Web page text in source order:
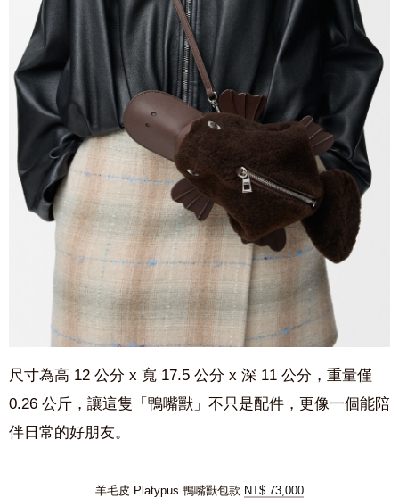
尺寸為高 12 公分 x 寬 17.5 公分 x 深 11 公分，重量僅
0.26 公斤，讓這隻「鴨嘴獸」不只是配件，更像一個能陪
伴日常的好朋友。
羊毛皮 Platypus 鴨嘴獸包款 NT$ 73,000